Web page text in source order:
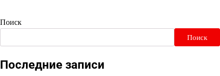
Поиск
Поиск
Последние записи